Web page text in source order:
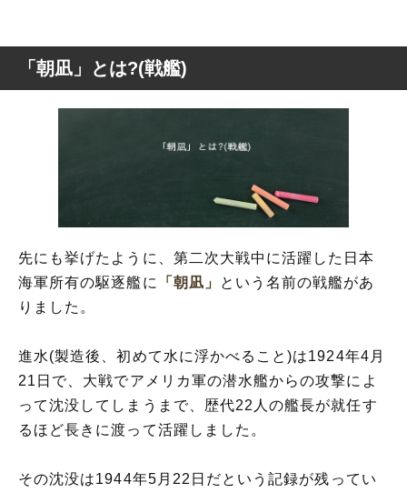
「朝凪」とは?(戦艦)
先にも挙げたように、第二次大戦中に活躍した日本
海軍所有の駆逐艦に
「朝凪」
という名前の戦艦があ
りました。
進水(製造後、初めて水に浮かべること)は1924年4月
21日で、大戦でアメリカ軍の潜水艦からの攻撃によ
って沈没してしまうまで、歴代22人の艦長が就任す
るほど長きに渡って活躍しました。
その沈没は1944年5月22日だという記録が残ってい